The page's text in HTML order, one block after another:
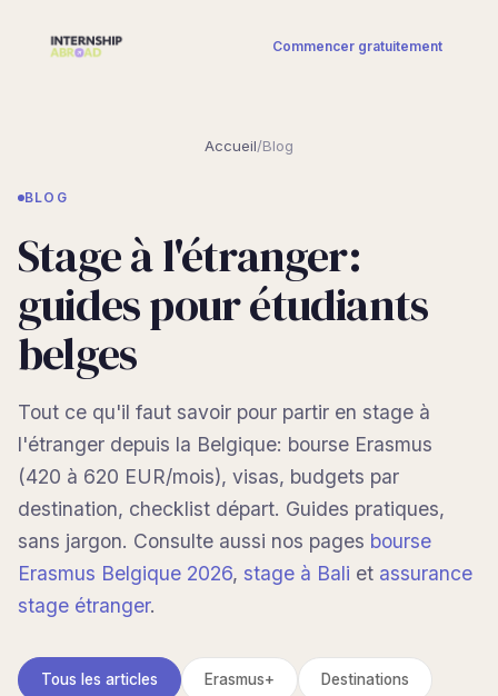
Commencer gratuitement
Accueil/Blog
BLOG
Stage à l'étranger:
guides pour étudiants
belges
Tout ce qu'il faut savoir pour partir en stage à
l'étranger depuis la Belgique: bourse Erasmus
(420 à 620 EUR/mois), visas, budgets par
destination, checklist départ. Guides pratiques,
sans jargon. Consulte aussi nos pages bourse
Erasmus Belgique 2026, stage à Bali et assurance
stage étranger.
Tous les articles Erasmus+ Destinations